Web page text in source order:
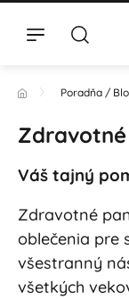
Poradňa /
Váš tajný
Zdravotné
oblečenia pre
všestranný
všetkých